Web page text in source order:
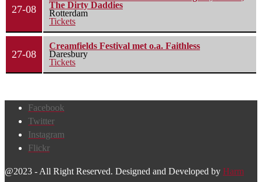
27-08
The Dirty Daddies
Rotterdam
Tickets
27-08
Creamfields Festival met o.a. Faithless
Daresbury
Tickets
Facebook
Twitter
Instagram
Flickr
@2023 - All Right Reserved. Designed and Developed by Harm